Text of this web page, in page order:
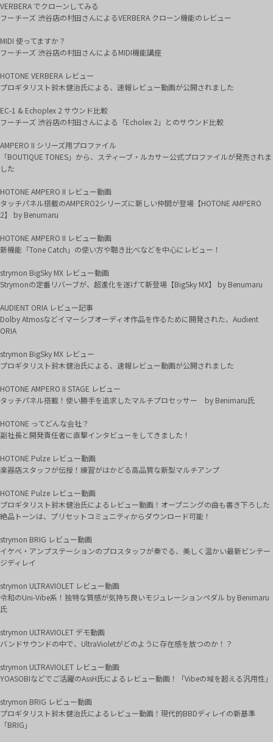
VERBERA でクローンしてみる
フーチーズ 渋谷店の村田さんによるVERBERA クローン機能のレビュー
MIDI 使ってますか？
フーチーズ 渋谷店の村田さんによるMIDI機能講座
HOTONE VERBERA レビュー
プロギタリスト鈴木健治氏による、速報レビュー動画が公開されました
EC-1 & Echoplex 2 サウンド比較
フーチーズ 渋谷店の村田さんによる「Echolex 2」とのサウンド比較
AMPERO II シリーズ用プロファイル
「BOUTIQUE TONES」から、スティーブ・ルカサー公式プロファイルが発売されま
した
HOTONE AMPERO II レビュー動画
タッチパネル搭載のAMPERO2シリーズに新しい仲間が登場【HOTONE AMPERO
2】 by Benumaru
HOTONE AMPERO II レビュー動画
新機能「Tone Catch」の使い方や聴き比べなどを中心にレビュー！
strymon BigSky MX レビュー動画
Strymonの定番リバーブが、超進化を遂げて新登場【BigSky MX】 by Benumaru
AUDIENT ORIA レビュー記事
Dolby Atmosなどイマーシブオーディオ作品を作るために開発された、Audient
ORIA
strymon BigSky MX レビュー
プロギタリスト鈴木健治氏による、速報レビュー動画が公開されました
HOTONE AMPERO II STAGE レビュー
タッチパネル搭載！使い勝手を追求したマルチプロセッサー by Benimaru氏
HOTONE ってどんな会社？
副社長と開発責任者に直撃インタビューをしてきました！
HOTONE Pulze レビュー動画
楽器店スタッフが伝授！練習がはかどる高品質な新型マルチアンプ
HOTONE Pulze レビュー動画
プロギタリスト鈴木健治氏によるレビュー動画！オープニングの曲も書き下ろした
絶品トーンは、プリセットコミュニティからダウンロード可能！
strymon BRIG レビュー動画
イケベ・アンプステーションのプロスタッフが奏でる、美しく温かい最新ビンテー
ジディレイ
strymon ULTRAVIOLET レビュー動画
令和のUni-Vibe系！独特な質感が気持ち良いモジュレーションペダル by Benimaru
氏
strymon ULTRAVIOLET デモ動画
バンドサウンドの中で、UltraVioletがどのように存在感を放つのか！？
strymon ULTRAVIOLET レビュー動画
YOASOBIなどでご活躍のAssH氏によるレビュー動画！「Vibeの域を超える汎用性」
strymon BRIG レビュー動画
プロギタリスト鈴木健治氏によるレビュー動画！現代的BBDディレイの新基準
「BRIG」